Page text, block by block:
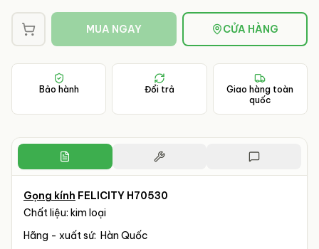
MUA NGAY CỬA HÀNG
Bảo hành Đổi trả
Giao hàng toàn
quốc
Gọng kính FELICITY H70530
Chất liệu: kim loại
Hãng - xuất sứ: Hàn Quốc